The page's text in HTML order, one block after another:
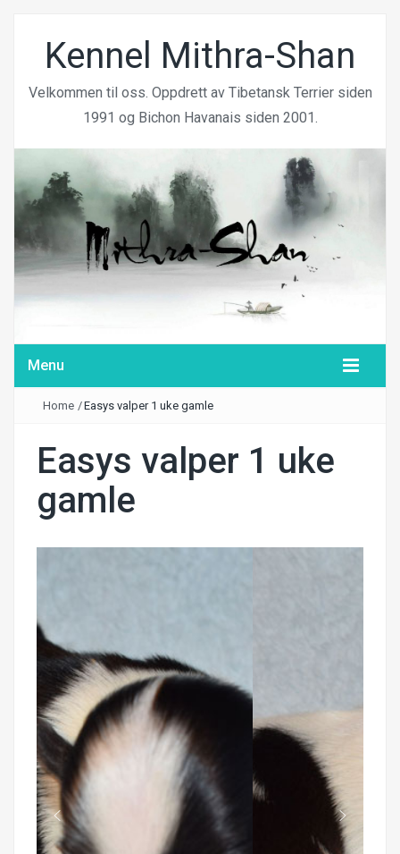
Kennel Mithra-Shan
Velkommen til oss. Oppdrett av Tibetansk Terrier siden
1991 og Bichon Havanais siden 2001.
Menu
Home /Easys valper 1 uke gamle
Easys valper 1 uke
gamle